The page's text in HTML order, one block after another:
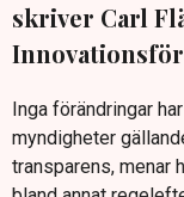
skriver Carl
Inga förändringar
myndigheter
transparens, menar